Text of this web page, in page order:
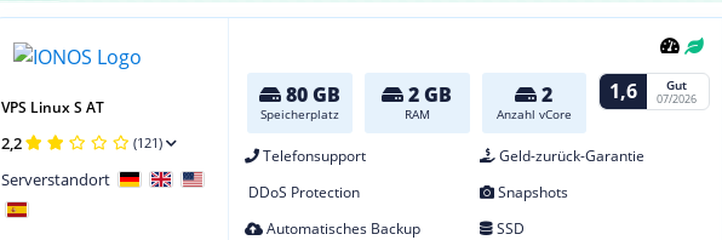
80 GB
Speicherplatz
2 GB
RAM
2
Anzahl vCore
1,6 Gut
07/2026
Telefonsupport
Geld-zurück-Garantie
DDoS Protection
Snapshots
Automatisches Backup
SSD
VPS Linux S AT
2,2 (121)
Serverstandort